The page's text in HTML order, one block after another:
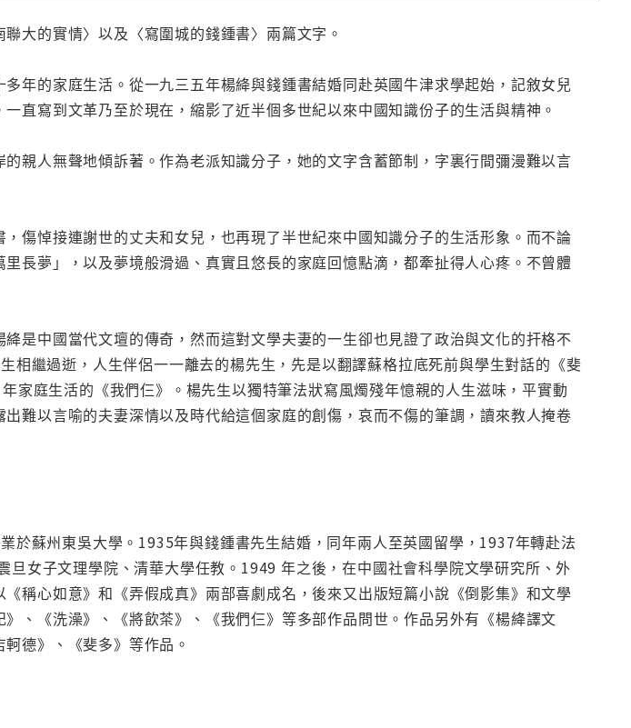
大的實情〉以及〈寫圍城的錢鍾書〉兩篇文字。
年的家庭生活。從一九三五年楊絳與錢鍾書結婚同赴英國牛津求學起始，記敘女兒
直寫到文革乃至於現在，縮影了近半個多世紀以來中國知識份子的生活與精神。
親人無聲地傾訴著。作為老派知識分子，她的文字含蓄節制，字裏行間彌漫難以言
傷悼接連謝世的丈夫和女兒，也再現了半世紀來中國知識分子的生活形象。而不論
長夢」，以及夢境般滑過、真實且悠長的家庭回憶點滴，都牽扯得人心疼。不曾體
是中國當代文壇的傳奇，然而這對文學夫妻的一生卻也見證了政治與文化的扞格不
相繼過逝，人生伴侶一一離去的楊先生，先是以翻譯蘇格拉底死前與學生對話的《斐
家庭生活的《我們仨》。楊先生以獨特筆法狀寫風燭殘年憶親的人生滋味，平實動
難以言喻的夫妻深情以及時代給這個家庭的創傷，哀而不傷的筆調，讀來教人掩卷
於蘇州東吳大學。1935年與錢鍾書先生結婚，同年兩人至英國留學，1937年轉赴法
女子文理學院、清華大學任教。1949 年之後，在中國社會科學院文學研究所、外
稱心如意》和《弄假成真》兩部喜劇成名，後來又出版短篇小說《倒影集》和文學
、《洗澡》、《將飲茶》、《我們仨》等多部作品問世。作品另外有《楊絳譯文
德》、《斐多》等作品。